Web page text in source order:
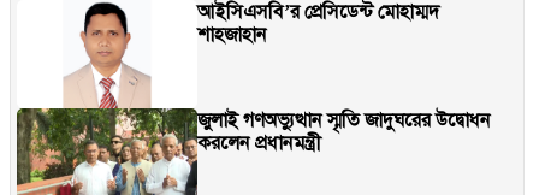
আইসিএসবি’র প্রেসিডেন্ট মোহাম্মদ
শাহজাহান
জুলাই গণঅভ্যুত্থান স্মৃতি জাদুঘরের উদ্বোধন
করলেন প্রধানমন্ত্রী